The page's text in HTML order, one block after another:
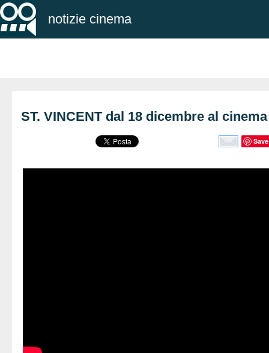
notizie cinema
ST. VINCENT dal 18 dicembre al cinema
Save